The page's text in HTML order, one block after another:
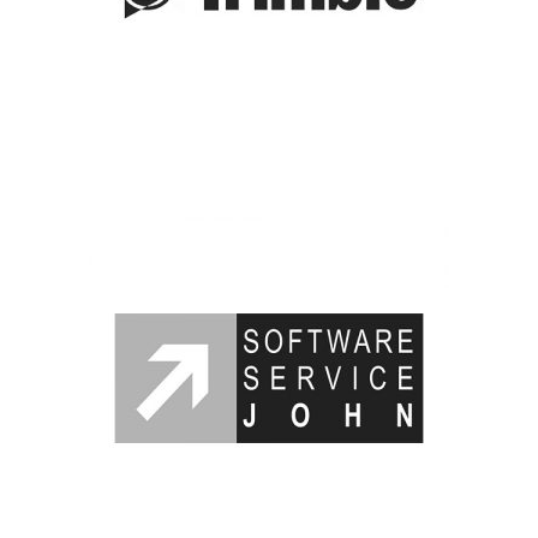
Software Service John